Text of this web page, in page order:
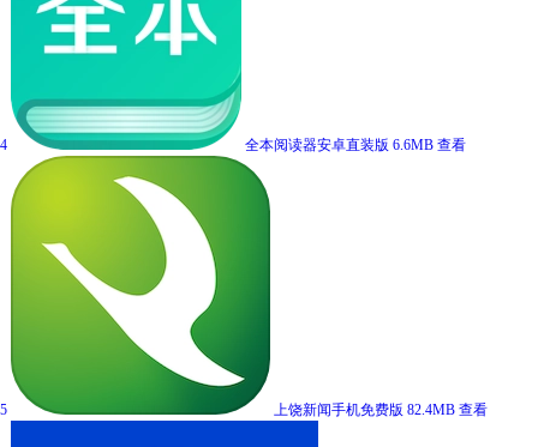
4 全本阅读器安卓直装版 6.6MB 查看
5 上饶新闻手机免费版 82.4MB 查看